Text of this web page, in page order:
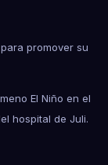
promover su
El Niño en el
hospital de Juli.